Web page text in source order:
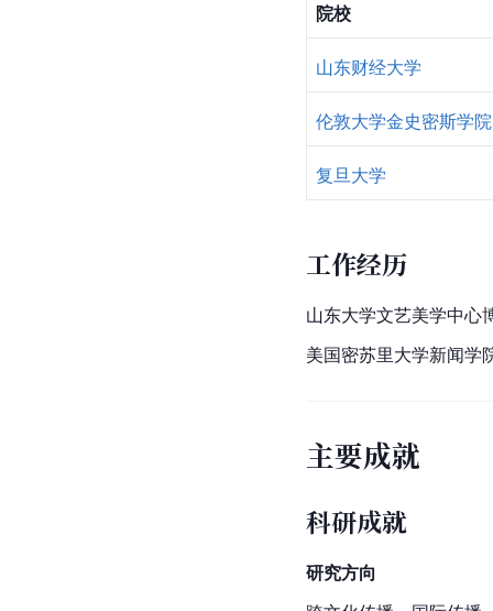
院校
山东财经大学
伦敦大学金史密斯学院
复旦大学
工作经历
山东大学文艺美学中心
美国密苏里大学新闻
主要成就
科研成就
研究方向